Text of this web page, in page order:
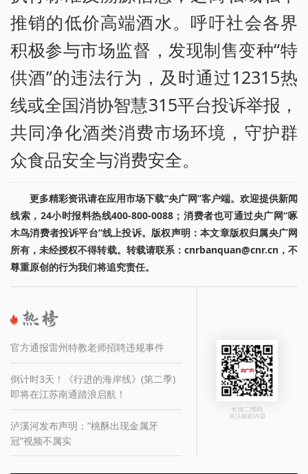
推销的低价高端酒水。呼吁社会各界
积极参与市场监督，发现制售变种“特
供酒”的违法行为，及时通过12315热
线或全国消协智慧315平台投诉举报，
共同净化酒类消费市场环境，守护群
众食品安全与消费安全。
更多精彩资讯请在应用市场下载“央广网”客户端。欢迎提供新闻
线索，24小时报料热线400-800-0088；消费者也可通过央广网“啄
木鸟消费者投诉平台”线上投诉。版权声明：本文章版权归属央广网
所有，未经授权不得转载。转载请联系：cnrbanquan@cnr.cn，不
尊重原创的行为我们将追究责任。
官方通报雷州特教老师招聘违规事件
倒计时3天！《行进的海岸线》(第二季)
即将在江苏南通踏浪启航！
泸溪河发布声明：“桃酥出现金属牙
冠”视频不属实
长按二维码
关注精彩内容